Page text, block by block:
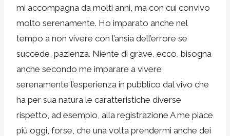
mi accompagna da molti anni, ma con cui convivo
molto serenamente. Ho imparato anche nel
tempo a non vivere con l’ansia dell’errore se
succede, pazienza. Niente di grave, ecco, bisogna
anche secondo me imparare a vivere
serenamente l’esperienza in pubblico dal vivo che
ha per sua natura le caratteristiche diverse
rispetto, ad esempio, alla registrazione A me piace
più oggi, forse, che una volta prendermi anche dei